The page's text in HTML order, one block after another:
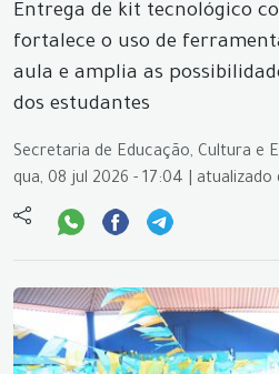
Entrega de kit tecnológico
fortalece o uso de
aula e amplia as
dos estudantes
Secretaria de Educação, Cultura e
qua, 08 jul 2026 - 17:04 | atualizado